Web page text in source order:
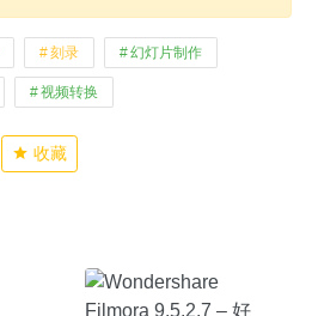
刻录 幻灯片制作
视频转换
收藏